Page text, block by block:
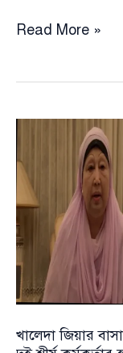
খালেদা
সেই
কাগজপত্র
পৌঁছে
দিলেন
গণপূর্ত
উপদেষ্টা
Read More »
খালেদা জিয়ার